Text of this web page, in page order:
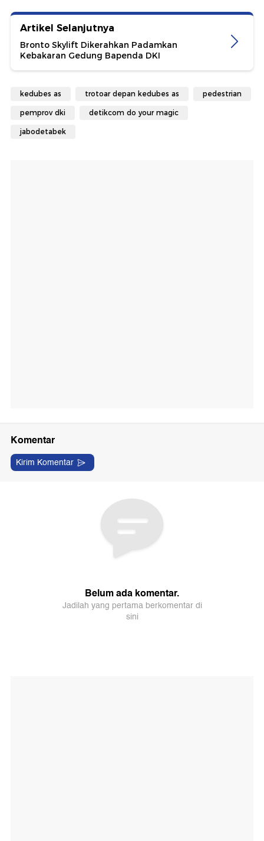
Artikel Selanjutnya
Bronto Skylift Dikerahkan Padamkan
Kebakaran Gedung Bapenda DKI
kedubes as trotoar depan kedubes as pedestrian
pemprov dki detikcom do your magic
jabodetabek